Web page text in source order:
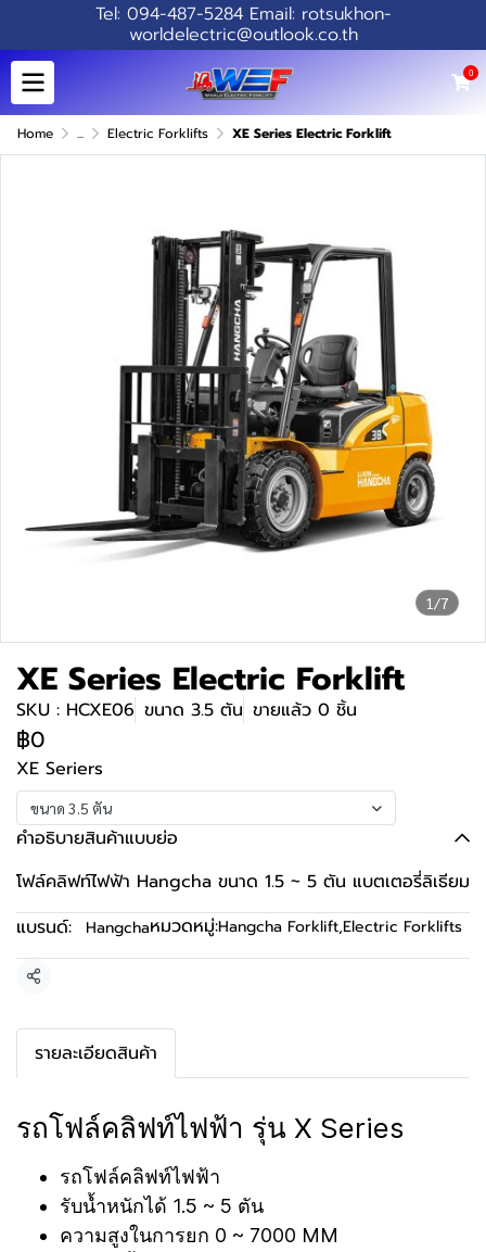
Tel: 094-487-5284 Email: rotsukhon-
worldelectric@outlook.co.th
0
Home ... Electric Forklifts XE Series Electric Forklift
1/7
XE Series Electric Forklift
SKU : HCXE06 ขนาด 3.5 ตัน ขายแล้ว 0 ชิ้น
฿0
XE Seriers
ขนาด 3.5 ตัน
คำอธิบายสินค้าแบบย่อ
โฟล์คลิฟท์ไฟฟ้า Hangcha ขนาด 1.5 ~ 5 ตัน แบตเตอรี่ลิเธียม
แบรนด์:
Hangchaหมวดหมู่:Hangcha Forklift,Electric Forklifts
แชร์
รายละเอียดสินค้า
รถโฟล์คลิฟท์ไฟฟ้า รุ่น X Series
รถโฟล์คลิฟท์ไฟฟ้า
รับน้ำหนักได้ 1.5 ~ 5 ตัน
ความสูงในการยก 0 ~ 7000 MM